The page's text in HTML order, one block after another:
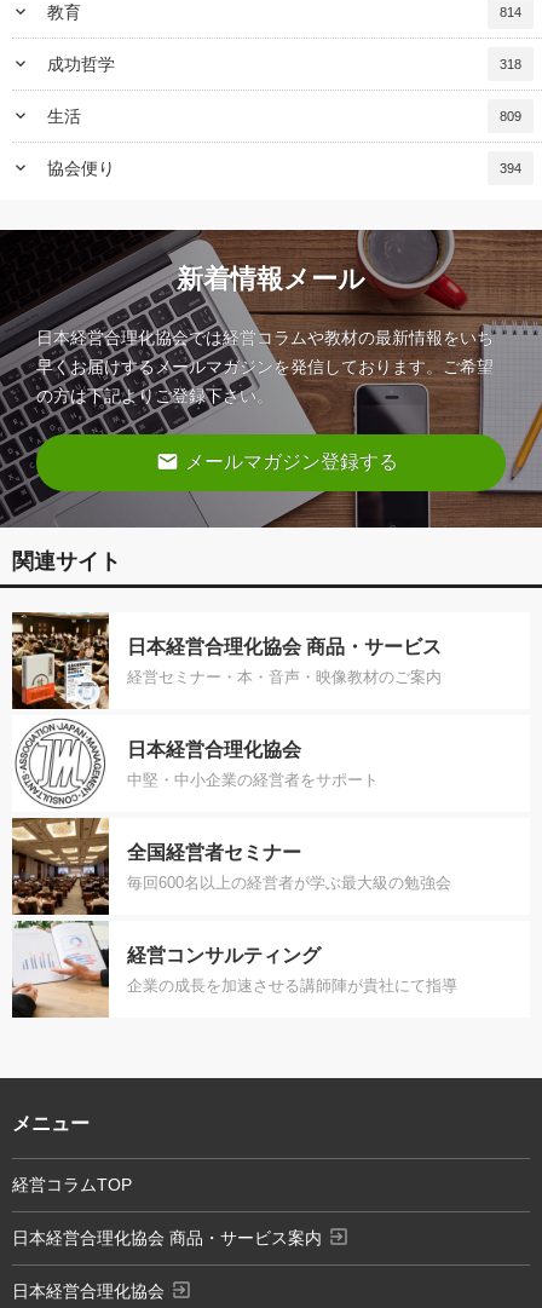
keyboard_arrow_down 教育 814
keyboard_arrow_down 成功哲学 318
keyboard_arrow_down 生活 809
keyboard_arrow_down 協会便り 394
新着情報メール
日本経営合理化協会では経営コラムや教材の最新情報をいち
早くお届けするメールマガジンを発信しております。ご希望
の方は下記よりご登録下さい。
email メールマガジン登録する
関連サイト
日本経営合理化協会 商品・サービス
経営セミナー・本・音声・映像教材のご案内
日本経営合理化協会
中堅・中小企業の経営者をサポート
全国経営者セミナー
毎回600名以上の経営者が学ぶ最大級の勉強会
経営コンサルティング
企業の成長を加速させる講師陣が貴社にて指導
メニュー
経営コラムTOP
日本経営合理化協会 商品・サービス案内 exit_to_app
日本経営合理化協会 exit_to_app